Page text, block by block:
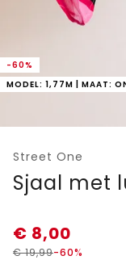
-60%
MODEL: 1,77M | MAAT:
Street One
Sjaal met
€ 8,00
€19,99-60%